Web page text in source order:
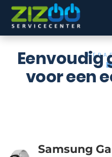
Ga naar hoofdinhoud
Ga naar voettekst
Eenvoudig
voor een
Samsung